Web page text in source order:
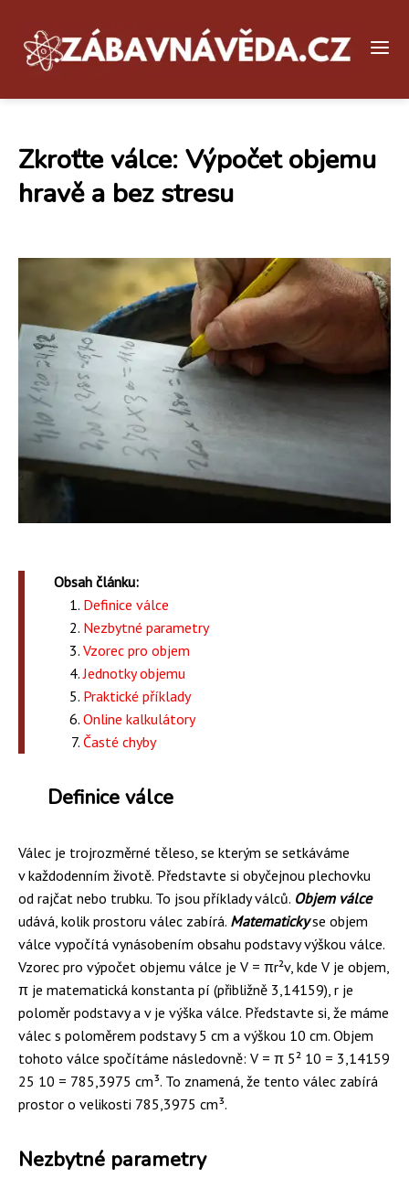
Zkroťte válce: Výpočet objemu
hravě a bez stresu
Obsah článku:
Definice válce
Nezbytné parametry
Vzorec pro objem
Jednotky objemu
Praktické příklady
Online kalkulátory
Časté chyby
Definice válce
Válec je trojrozměrné těleso, se kterým se setkáváme
v každodenním životě. Představte si obyčejnou plechovku
od rajčat nebo trubku. To jsou příklady válců. Objem válce
udává, kolik prostoru válec zabírá. Matematickyse objem
válce vypočítá vynásobením obsahu podstavy výškou válce.
Vzorec pro výpočet objemu válce je V = πr²v, kde V je objem,
π je matematická konstanta pí (přibližně 3,14159), r je
poloměr podstavy a v je výška válce. Představte si, že máme
válec s poloměrem podstavy 5 cm a výškou 10 cm. Objem
tohoto válce spočítáme následovně: V = π 5² 10 = 3,14159
25 10 = 785,3975 cm³. To znamená, že tento válec zabírá
prostor o velikosti 785,3975 cm³.
Nezbytné parametry